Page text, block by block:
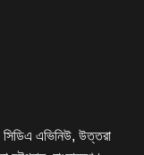
সিডিএ এভিনিউ, উত্তরা